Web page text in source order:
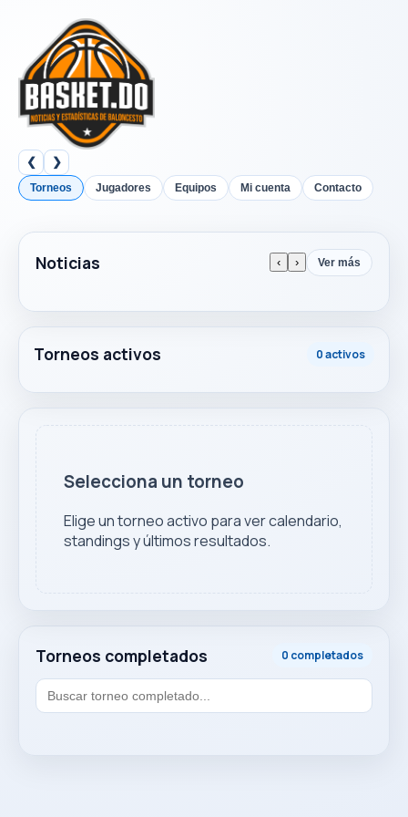
❮ ❯
Torneos Jugadores Equipos Mi cuenta Contacto
Noticias ‹ › Ver más
Torneos activos 0 activos
Torneos completados 0 completados
Selecciona un torneo
Elige un torneo activo para ver calendario,
standings y últimos resultados.